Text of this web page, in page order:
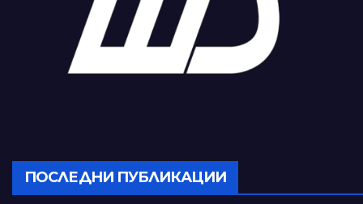
ПОСЛЕДНИ ПУБЛИКАЦИИ